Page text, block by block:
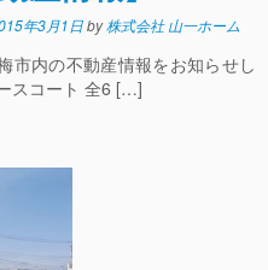
年3月1日by株式会社 山一ホーム
市内の不動産情報をお知らせし
スコート 全6 […]